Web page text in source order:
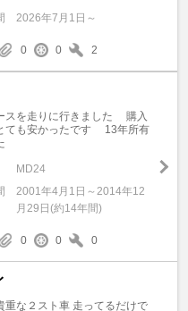
2026年7月1日～
0 0 2
スを走りに行きました 購入
ても安かったです 13年所有
MD24
2001年4月1日～2014年12
月29日(約14年間)
0 0 0
重な２スト車 走ってるだけで